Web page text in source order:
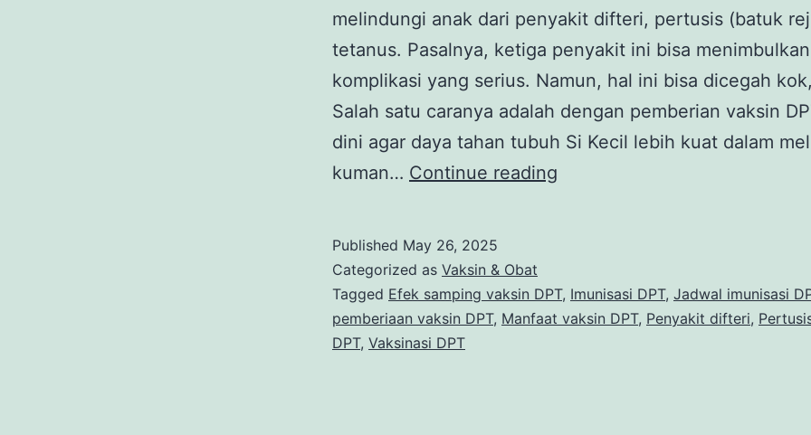
melindungi anak dari penyakit difteri, pertusis (batuk
tetanus. Pasalnya, ketiga penyakit ini bisa menimbulkan
komplikasi yang serius. Namun, hal ini bisa dicegah
Salah satu caranya adalah dengan pemberian vaksin
dini agar daya tahan tubuh Si Kecil lebih kuat dalam
kuman… Continue reading
Jadwal,
dan
Published May 26, 2025
Categorized as Vaksin & Obat
Tagged Efek samping vaksin DPT, Imunisasi DPT, Jadwal imunisasi
pemberiaan vaksin DPT, Manfaat vaksin DPT, Penyakit difteri,
DPT, Vaksinasi DPT